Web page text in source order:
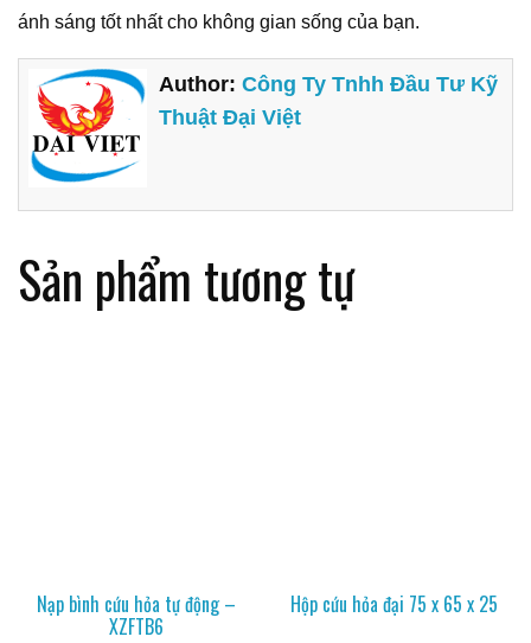
ánh sáng tốt nhất cho không gian sống của bạn.
Author:Công Ty Tnhh Đầu Tư Kỹ
Thuật Đại Việt
Sản phẩm tương tự
Nạp bình cứu hỏa tự động –
XZFTB6
Hộp cứu hỏa đại 75 x 65 x 25